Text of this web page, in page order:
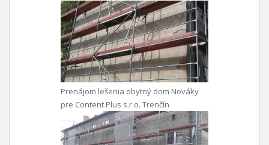
Prenájom lešenia obytný dom Nováky
pre Content Plus s.r.o. Trenčín